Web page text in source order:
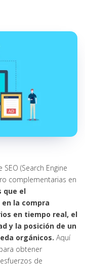
(Search Engine
complementarias en
que el
la compra
en tiempo real, el
y la posición de un
orgánicos. Aquí
obtener
de